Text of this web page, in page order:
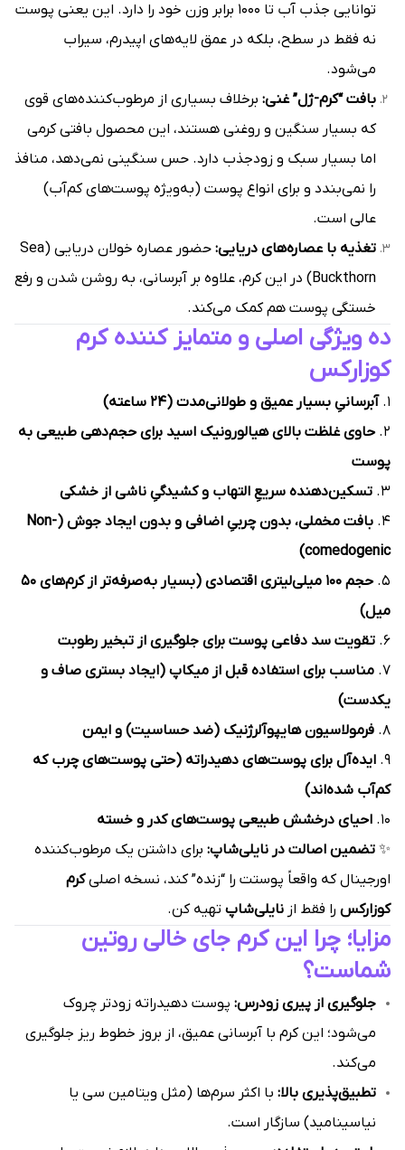
توانایی جذب آب تا ۱۰۰۰ برابر وزن خود را دارد. این یعنی پوست
نه فقط در سطح، بلکه در عمق لایه‌های اپیدرم، سیراب
می‌شود.
بافت “کرم-ژل” غنی: برخلاف بسیاری از مرطوب‌کننده‌های قوی
که بسیار سنگین و روغنی هستند، این محصول بافتی کرمی
اما بسیار سبک و زودجذب دارد. حس سنگینی نمی‌دهد، منافذ
را نمی‌بندد و برای انواع پوست (به‌ویژه پوست‌های کم‌آب)
عالی است.
تغذیه با عصاره‌های دریایی:
حضور عصاره خولان دریایی (Sea
Buckthorn) در این کرم، علاوه بر آبرسانی، به روشن شدن و رفع
خستگی پوست هم کمک می‌کند.
ده ویژگی اصلی و متمایز کننده کرم
کوزارکس
۱. آبرسانیِ بسیار عمیق و طولانی‌مدت (۲۴ ساعته)
۲. حاوی غلظت بالای هیالورونیک اسید برای حجم‌دهی طبیعی به
پوست
۳. تسکین‌دهنده سریعِ التهاب و کشیدگیِ ناشی از خشکی
۴.
بافت مخملی، بدون چربیِ اضافی و بدون ایجاد جوش (Non-
comedogenic)
۵.
حجم ۱۰۰ میلی‌لیتری اقتصادی (بسیار به‌صرفه‌تر از کرم‌های ۵۰
میل)
۶. تقویت سد دفاعی پوست برای جلوگیری از تبخیر رطوبت
۷. مناسب برای استفاده قبل از میکاپ (ایجاد بستری صاف و
یکدست)
۸. فرمولاسیون هایپوآلرژنیک (ضد حساسیت) و ایمن
۹. ایده‌آل برای پوست‌های دهیدراته (حتی پوست‌های چرب که
کم‌آب شده‌اند)
۱۰. احیای درخشش طبیعی پوست‌های کدر و خسته
✨ تضمین اصالت در نایلی‌شاپ: برای داشتن یک مرطوب‌کننده
اورجینال که واقعاً پوستت را “زنده” کند، نسخه اصلیکرم
کوزارکس را فقط از نایلی‌شاپ تهیه کن.
مزایا؛ چرا این کرم جای خالی روتین
شماست؟
جلوگیری از پیری زودرس: پوست دهیدراته زودتر چروک
می‌شود؛ این کرم با آبرسانی عمیق، از بروز خطوط ریز جلوگیری
می‌کند.
تطبیق‌پذیری بالا: با اکثر سرم‌ها (مثل ویتامین سی یا
نیاسینامید) سازگار است.